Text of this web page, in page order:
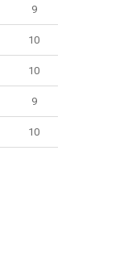
9
10
10
9
10